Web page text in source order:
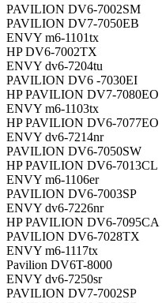
PAVILION DV6-7002SM
PAVILION DV7-7050EB
ENVY m6-1101tx
HP DV6-7002TX
ENVY dv6-7204tu
PAVILION DV6 -7030EI
HP PAVILION DV7-7080EO
ENVY m6-1103tx
HP PAVILION DV6-7077EO
ENVY dv6-7214nr
PAVILION DV6-7050SW
HP PAVILION DV6-7013CL
ENVY m6-1106er
PAVILION DV6-7003SP
ENVY dv6-7226nr
HP PAVILION DV6-7095CA
PAVILION DV6-7028TX
ENVY m6-1117tx
Pavilion DV6T-8000
ENVY dv6-7250sr
PAVILION DV7-7002SP